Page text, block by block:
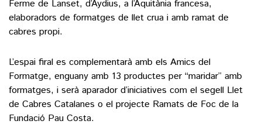
Ferme de Lanset, d’Aydius, a l’Aquitània francesa,
elaboradors de formatges de llet crua i amb ramat de
cabres propi.
L’espai firal es complementarà amb els Amics del
Formatge, enguany amb 13 productes per “maridar” amb
formatges, i serà aparador d’iniciatives com el segell Llet
de Cabres Catalanes o el projecte Ramats de Foc de la
Fundació Pau Costa.